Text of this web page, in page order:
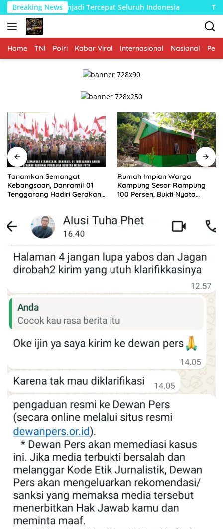
Langsung
ke
konten
Breaking News
Tercepat Seluruh Indonesia Tanamkan Semangat
Home TNI Polri Kabar Viral Internasional Nasional
Tanamkan Semangat
Kebangsaan, Danramil 01
Tenggarong Hadiri Gerakan
Rumah Impian Warga
Kampung Sesor Rampung
100 Persen, Bukti Nyata